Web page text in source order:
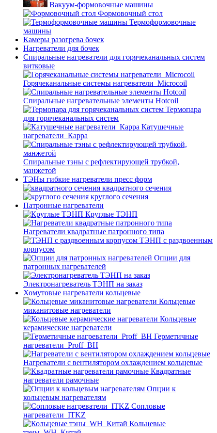
Вакуум-формовочные машины
Формовочный стол
Термоформовочные
машины
Камеры разогрева бочек
Нагреватели для бочек
Спиральные нагреватели для горячеканальных систем
витковые
Горячеканальные системы нагреватели_Microcoil
Спиральные нагревательные элементы Hotcoil
Термопара
для горячеканальных систем
Катушечные
нагреватели_Карра
Спиральные тэны с рефлектирующей трубкой,
манжетой
ТЭНы гибкие нагреватели пресс форм
квадратного сечения
круглого сечения
Патронные нагреватели
Круглые ТЭНП
Нагреватели квадратные патронного типа
ТЭНП с раздвоенным
корпусом
Опции для
патронных нагревателей
Электронагреватель ТЭНП на заказ
Хомутовые нагреватели кольцевые
Кольцевые
миканитовые нагреватели
Кольцевые
керамические нагреватели
Герметичные
нагреватели_Proff_BH
Нагреватели с вентилятором охлаждением кольцевые
Квадратные
нагреватели рамочные
Опции к
кольцевым нагревателям
Cопловые
нагреватели_ITKZ
Кольцевые